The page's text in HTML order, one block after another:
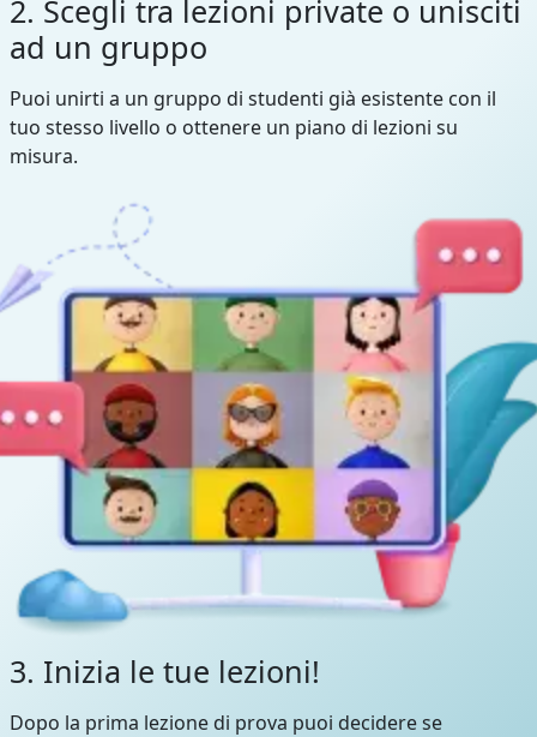
2. Scegli tra lezioni private o unisciti
ad un gruppo
Puoi unirti a un gruppo di studenti già esistente con il
tuo stesso livello o ottenere un piano di lezioni su
misura.
3. Inizia le tue lezioni!
Dopo la prima lezione di prova puoi decidere se